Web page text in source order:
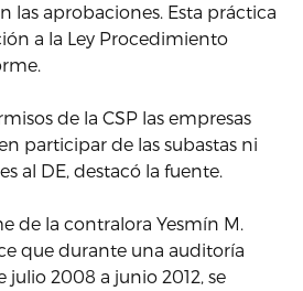
las aprobaciones. Esta práctica
a la Ley Procedimiento
de la CSP las empresas
participar de las subastas ni
al DE, destacó la fuente.
de la contralora Yesmín M.
que durante una auditoría
julio 2008 a junio 2012, se